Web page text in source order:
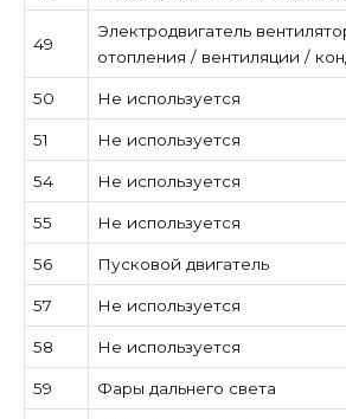
49
Электродвигатель
отопления / вентиляции /
50 Не используется
51 Не используется
54 Не используется
55 Не используется
56 Пусковой двигатель
57 Не используется
58 Не используется
59 Фары дальнего света